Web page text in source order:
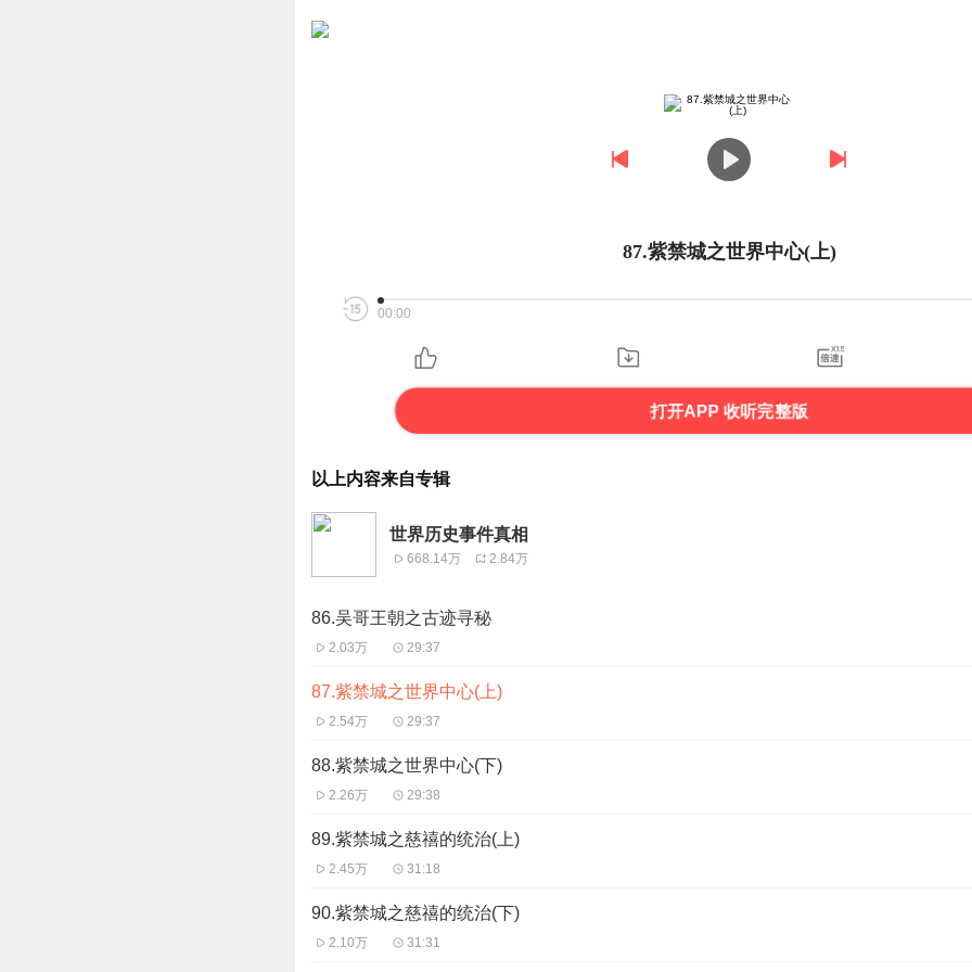
87.紫禁城之世界中心(上)
00:00
打开APP 收听完整版
以上内容来自专辑
世界历史事件真相
668.14万 2.84万
86.吴哥王朝之古迹寻秘
2.03万 29:37
87.紫禁城之世界中心(上)
2.54万 29:37
88.紫禁城之世界中心(下)
2.26万 29:38
89.紫禁城之慈禧的统治(上)
2.45万 31:18
90.紫禁城之慈禧的统治(下)
2.10万 31:31